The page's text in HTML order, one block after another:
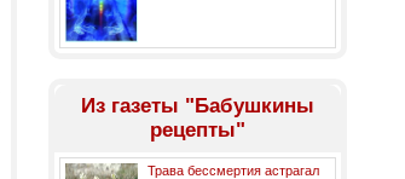
Из газеты "Бабушкины
рецепты"
Трава бессмертия астрагал